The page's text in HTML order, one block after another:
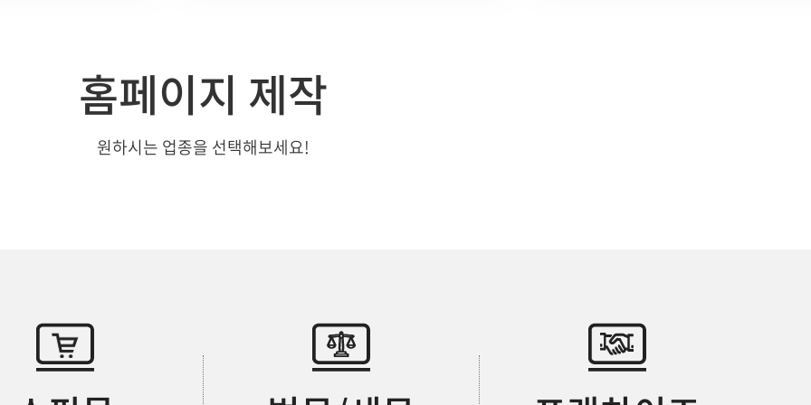
홈페이지 제작
원하시는 업종을 선택해보세요!